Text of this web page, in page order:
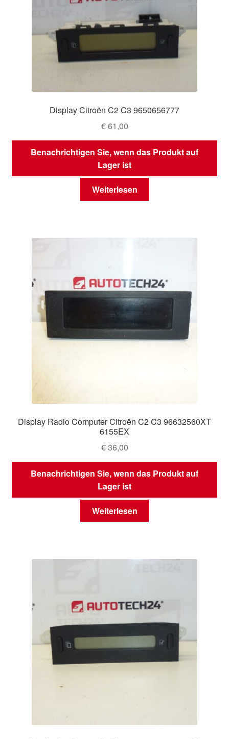
Display Citroën C2 C3 9650656777
€61,00
Benachrichtigen Sie, wenn das Produkt auf
Lager ist
Weiterlesen
Display Radio Computer Citroën C2 C3 96632560XT
6155EX
€36,00
Benachrichtigen Sie, wenn das Produkt auf
Lager ist
Weiterlesen